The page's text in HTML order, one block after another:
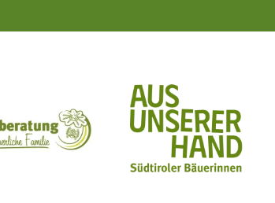
lernen - wachsen - leben
Lebensberatung für die bäuerliche Familie
Aus unserer Hand